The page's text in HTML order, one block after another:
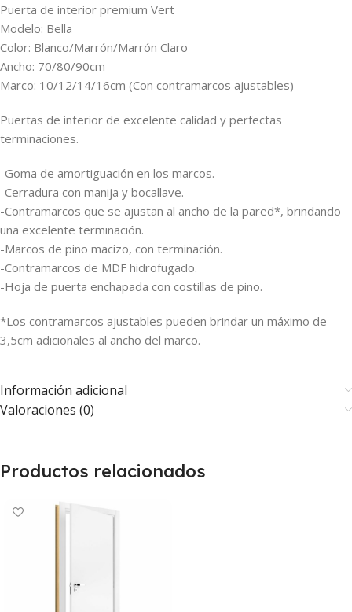
Puerta de interior premium Vert
Modelo: Bella
Color: Blanco/Marrón/Marrón Claro
Ancho: 70/80/90cm
Marco: 10/12/14/16cm (Con contramarcos ajustables)
Puertas de interior de excelente calidad y perfectas
terminaciones.
-Goma de amortiguación en los marcos.
-Cerradura con manija y bocallave.
-Contramarcos que se ajustan al ancho de la pared*, brindando
una excelente terminación.
-Marcos de pino macizo, con terminación.
-Contramarcos de MDF hidrofugado.
-Hoja de puerta enchapada con costillas de pino.
*Los contramarcos ajustables pueden brindar un máximo de
3,5cm adicionales al ancho del marco.
Información adicional
Valoraciones (0)
Productos relacionados